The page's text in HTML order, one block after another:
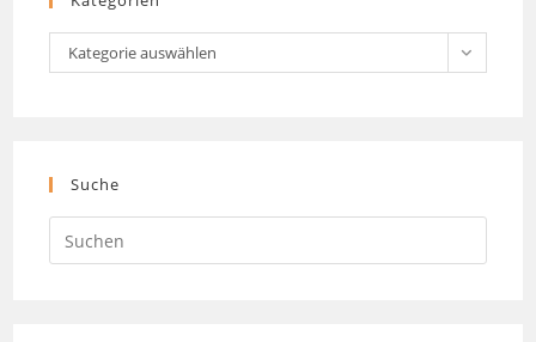
Kategorien
Kategorie auswählen
Suche